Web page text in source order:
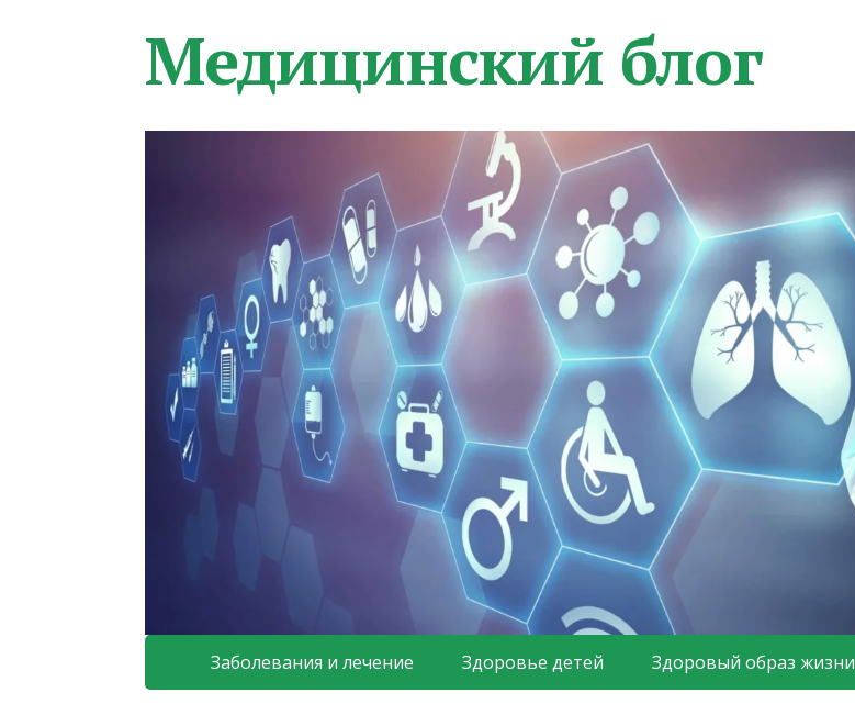
Медицинский блог
Заболевания и лечение Здоровье детей Здоровый образ жизни